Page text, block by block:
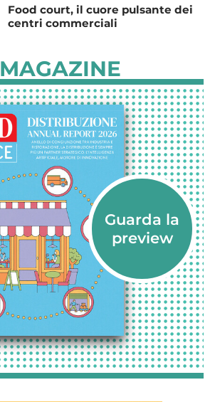
Food court, il cuore pulsante dei
centri commerciali
MAGAZINE